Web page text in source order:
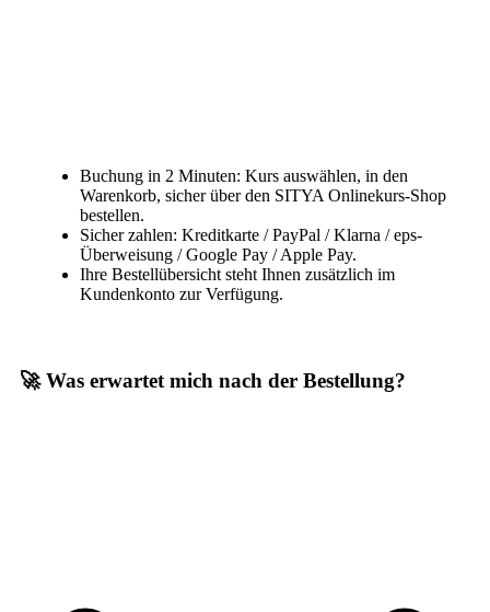
Buchung in 2 Minuten: Kurs auswählen, in den
Warenkorb, sicher über den SITYA Onlinekurs-Shop
bestellen.
Sicher zahlen: Kreditkarte / PayPal / Klarna / eps-
Überweisung / Google Pay / Apple Pay.
Ihre Bestellübersicht steht Ihnen zusätzlich im
Kundenkonto zur Verfügung.
🚀 Was erwartet mich nach der Bestellung?